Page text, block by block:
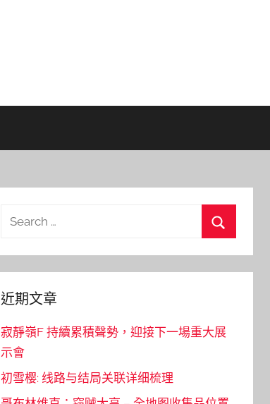
Search
近期文章
寂靜嶺F 持續累積聲勢，迎接下一場重大展
示會
初雪樱: 线路与结局关联详细梳理